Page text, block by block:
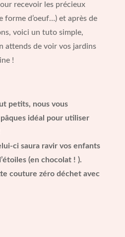
recevoir les précieux
forme d’oeuf…) et après de
voici un tuto simple,
attends de voir vos jardins
!
petits, nous vous
idéal pour utiliser
ci saura ravir vos enfants
(en chocolat ! ).
couture zéro déchet avec